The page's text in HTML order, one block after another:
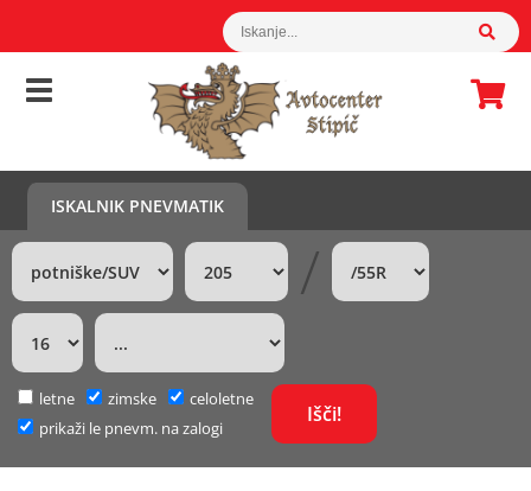
ISKALNIK PNEVMATIK
/
letne zimske
celoletne
prikaži le pnevm. na zalogi